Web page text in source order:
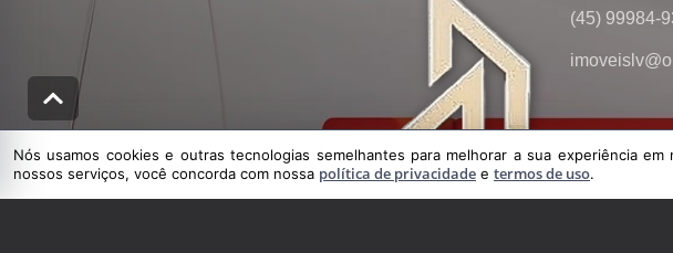
(45) 99984-
VEJA
Cadastre seu
Nós usamos cookies e outras tecnologias semelhantes para melhorar a sua experiência
nossos serviços, você concorda com nossa política de privacidade e termos de uso.